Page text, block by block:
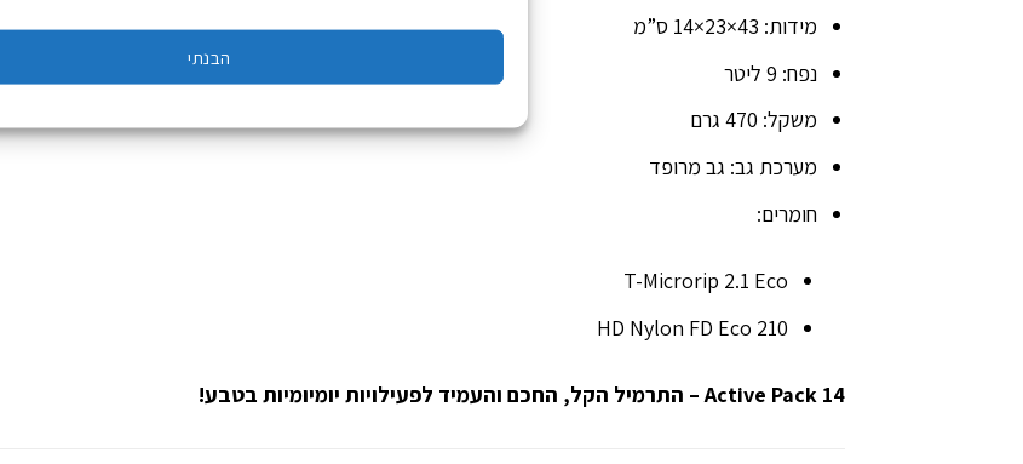
הבנתי
מידות: 43×23×14 ס”מ
נפח: 9 ליטר
משקל: 470 גרם
מערכת גב: גב מרופד
חומרים:
T-Microrip 2.1 Eco
210 HD Nylon FD Eco
Active Pack 14 – התרמיל הקל, החכם והעמיד לפעילויות יומיומיות בטבע!